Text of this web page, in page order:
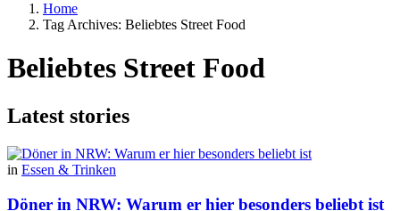
Home
Tag Archives: Beliebtes Street Food
Beliebtes Street Food
Latest stories
in Essen & Trinken
Döner in NRW: Warum er hier besonders beliebt ist